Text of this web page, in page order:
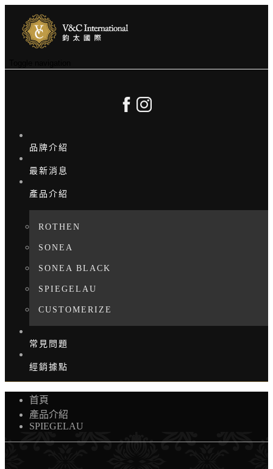
品牌介紹
最新消息
產品介紹
ROTHEN
SONEA
SONEA BLACK
SPIEGELAU
CUSTOMERIZE
常見問題
經銷據點
首頁
產品介紹
SPIEGELAU